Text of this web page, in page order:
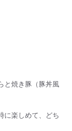
と焼き豚（豚丼風
に楽しめて、どち